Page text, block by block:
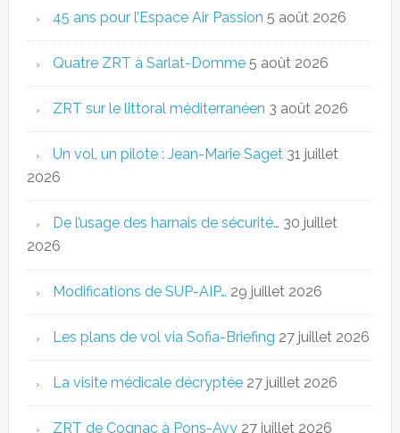
45 ans pour l’Espace Air Passion 5 août 2026
Quatre ZRT à Sarlat-Domme 5 août 2026
ZRT sur le littoral méditerranéen 3 août 2026
Un vol, un pilote : Jean-Marie Saget 31 juillet
2026
De l’usage des harnais de sécurité… 30 juillet
2026
Modifications de SUP-AIP… 29 juillet 2026
Les plans de vol via Sofia-Briefing 27 juillet 2026
La visite médicale décryptée 27 juillet 2026
ZRT de Cognac à Pons-Avy 27 juillet 2026